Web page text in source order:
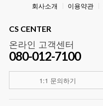
회사소개 이용약관
CS CENTER
온라인 고객센터
080-012-7100
1:1 문의하기